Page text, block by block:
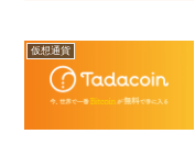
仮想通貨